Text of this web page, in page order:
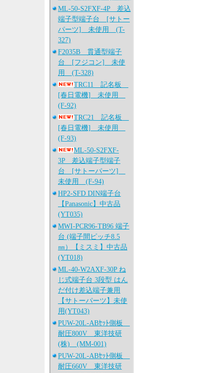
ML-50-S2FXF-4P 差込
端子型端子台 [サトー
パーツ] 未使用 (T-
327)
F2035B 貫通型端子
台 [フジコン] 未使
用 (T-328)
TRC11 記名板
[春日電機] 未使用
(F-92)
TRC21 記名板
[春日電機] 未使用
(F-93)
ML-50-S2FXF-
3P 差込端子型端子
台 [サトーパーツ]
未使用 (F-94)
HP2-SFD DIN端子台
【Panasonic】中古品
(YT035)
MWI-PCR96-TB96 端子
台 (端子間ピッチ8.5
㎜）【ミスミ】中古品
(YT018)
ML-40-W2AXF-30P ね
じ式端子台 3段型 はん
だ付け差込端子兼用
【サトーパーツ】未使
用(YT043)
PUW-20L-ABｾｯﾄ側板
耐圧800V 東洋技研
(株) (MM-001)
PUW-20L-ABｾｯﾄ側板
耐圧660V 東洋技研